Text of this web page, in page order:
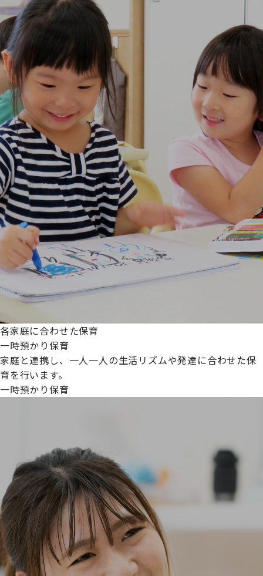
各家庭に合わせた保育
一時預かり保育
家庭と連携し、一人一人の生活リズムや発達に合わせた保
育を行います。
一時預かり保育